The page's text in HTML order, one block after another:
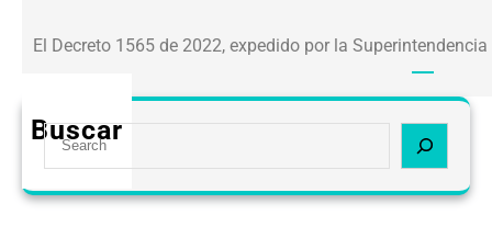
El Decreto 1565 de 2022, expedido por la
Buscar
S
a